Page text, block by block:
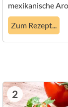
mexikanische
Zum Rezept...
2